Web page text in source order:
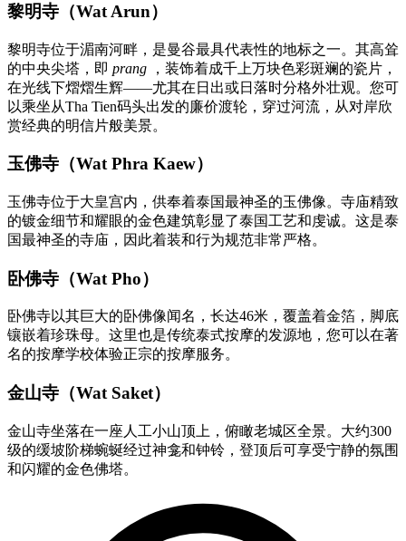
黎明寺（Wat Arun）
黎明寺位于湄南河畔，是曼谷最具代表性的地标之一。其高耸
的中央尖塔，即 prang ，装饰着成千上万块色彩斑斓的瓷片，
在光线下熠熠生辉——尤其在日出或日落时分格外壮观。您可
以乘坐从Tha Tien码头出发的廉价渡轮，穿过河流，从对岸欣
赏经典的明信片般美景。
玉佛寺（Wat Phra Kaew）
玉佛寺位于大皇宫内，供奉着泰国最神圣的玉佛像。寺庙精致
的镀金细节和耀眼的金色建筑彰显了泰国工艺和虔诚。这是泰
国最神圣的寺庙，因此着装和行为规范非常严格。
卧佛寺（Wat Pho）
卧佛寺以其巨大的卧佛像闻名，长达46米，覆盖着金箔，脚底
镶嵌着珍珠母。这里也是传统泰式按摩的发源地，您可以在著
名的按摩学校体验正宗的按摩服务。
金山寺（Wat Saket）
金山寺坐落在一座人工小山顶上，俯瞰老城区全景。大约300
级的缓坡阶梯蜿蜒经过神龛和钟铃，登顶后可享受宁静的氛围
和闪耀的金色佛塔。